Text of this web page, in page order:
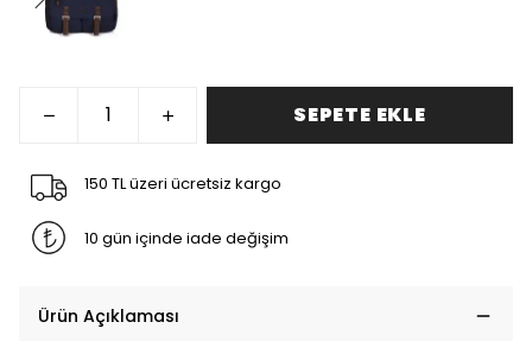
SEPETE EKLE
150 TL üzeri ücretsiz kargo
10 gün içinde iade değişim
Ürün Açıklaması